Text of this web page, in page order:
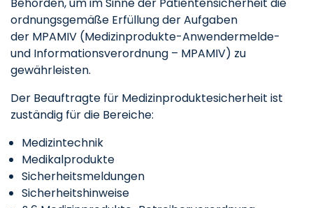
ordnungsgemäße Erfüllung der Aufgaben
der MPAMIV (Medizinprodukte-Anwendermelde-
und Informationsverordnung – MPAMIV) zu
gewährleisten.
Der Beauftragte für Medizinproduktesicherheit ist
zuständig für die Bereiche:
Medizintechnik
Medikalprodukte
Sicherheitsmeldungen
Sicherheitshinweise